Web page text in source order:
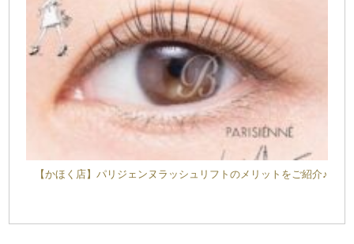
【かほく店】パリジェンヌラッシュリフトのメリットをご紹介♪